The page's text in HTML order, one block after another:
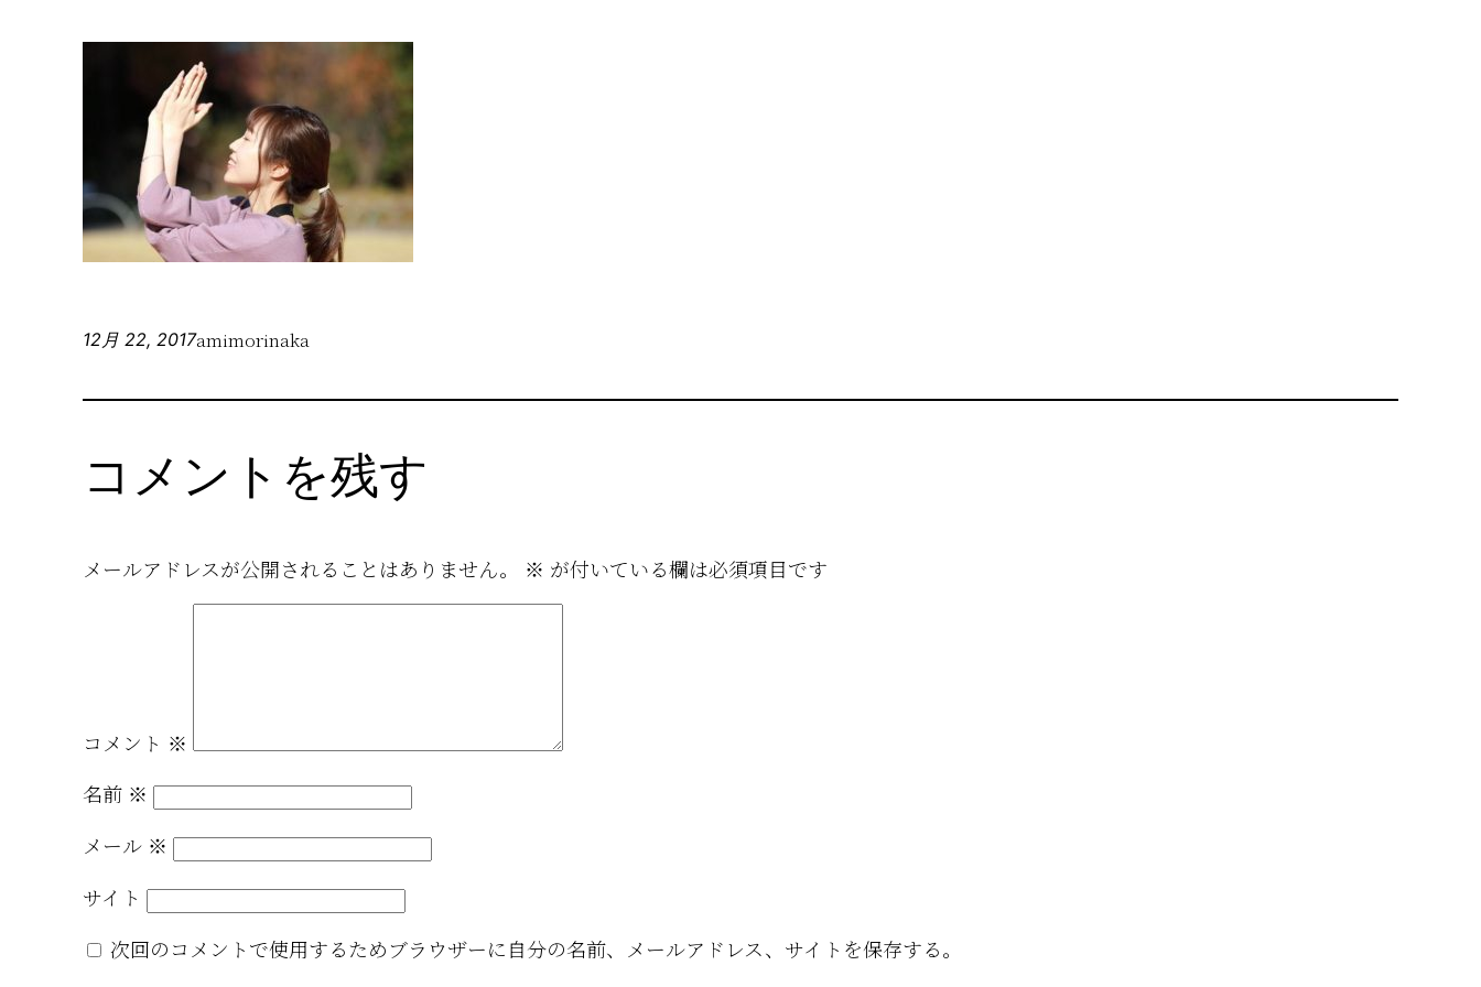
12月 22, 2017amimorinaka
コメントを残す
メールアドレスが公開されることはありません。 ※ が付いている欄は必須項目です
コメント ※
名前 ※
メール ※
サイト
次回のコメントで使用するためブラウザーに自分の名前、メールアドレス、サイトを保存する。